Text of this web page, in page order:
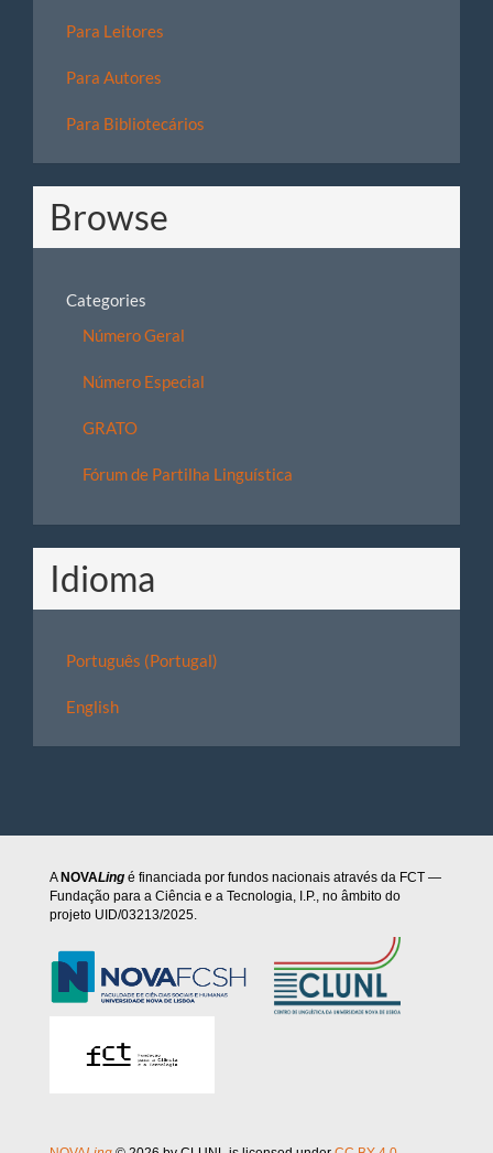
Para Leitores
Para Autores
Para Bibliotecários
Browse
Categories
Número Geral
Número Especial
GRATO
Fórum de Partilha Linguística
Idioma
Português (Portugal)
English
A NOVALing é financiada por fundos nacionais através da FCT —
Fundação para a Ciência e a Tecnologia, I.P., no âmbito do
projeto UID/03213/2025.